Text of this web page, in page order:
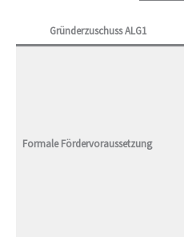
Gründerzuschuss ALG1
Formale Fördervoraussetzung